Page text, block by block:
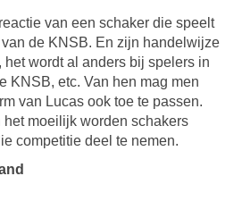
van een schaker die speelt
de KNSB. En zijn handelwijze
het wordt al anders bij spelers in
KNSB, etc. Van hen mag men
van Lucas ook toe te passen.
het moeilijk worden schakers
competitie deel te nemen.